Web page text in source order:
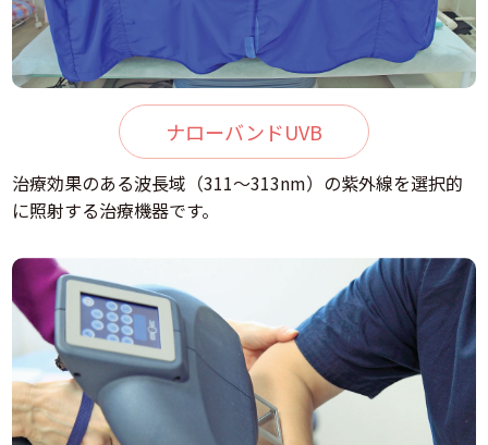
ナローバンドUVB
治療効果のある波長域（311～313nm）の紫外線を選択的
に照射する治療機器です。